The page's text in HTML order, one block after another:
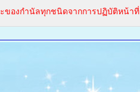
ของกำนัลทุกชนิดจากการปฏิบัติหน้าที่